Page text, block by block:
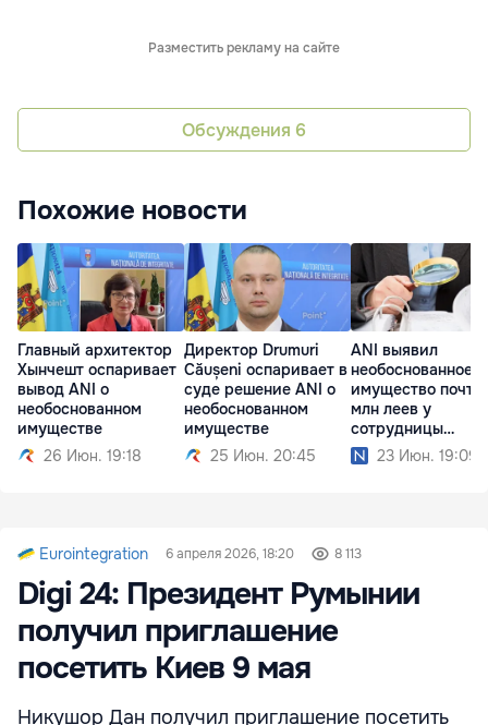
Разместить рекламу на сайте
Обсуждения 6
Похожие новости
Главный архитектор
Хынчешт оспаривает
вывод ANI о
необоснованном
имуществе
26 Июн. 19:18
Директор Drumuri
Căușeni оспаривает в
суде решение ANI о
необоснованном
имуществе
25 Июн. 20:45
ANI выявил
необоснованное
имущество почти
млн леев у
сотрудницы
пробации
23 Июн. 19:09
Eurointegration 6 апреля 2026, 18:20 8 113
Digi 24: Президент Румынии
получил приглашение
посетить Киев 9 мая
Никушор Дан получил приглашение посетить